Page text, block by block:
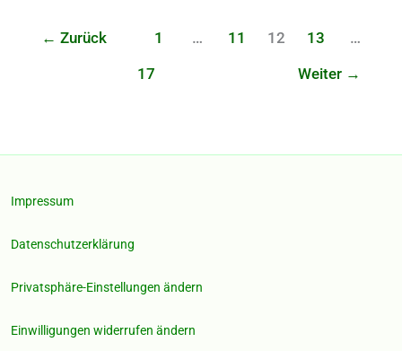
← Zurück 1 … 11 12 13
…
17
Weiter →
Impressum
Datenschutzerklärung
Privatsphäre-Einstellungen ändern
Einwilligungen widerrufen ändern